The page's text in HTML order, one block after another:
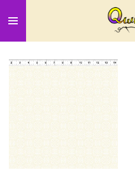
direct
naar
de
hoofdinhoud